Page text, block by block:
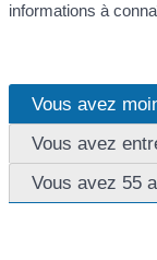
informations à
Vous avez
Vous avez
Vous avez 55